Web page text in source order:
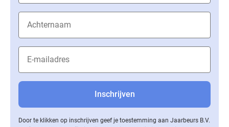
Door te klikken op inschrijven geef je toestemming aan Jaarbeurs B.V.